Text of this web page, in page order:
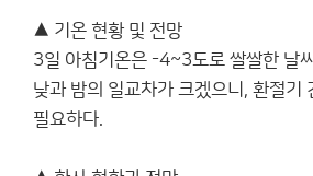
▲ 기온 현황 및 전망
3일 아침기온은 -4~3도로 쌀쌀한 날
낮과 밤의 일교차가 크겠으니, 환절기
필요하다.